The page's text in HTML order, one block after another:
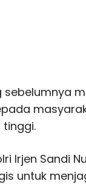
sebelumnya
Irjen Sandi
untuk